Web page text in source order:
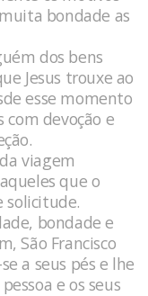
bondade as
dos bens
Jesus trouxe ao
esse momento
com devoção e
viagem
que o
solicitude.
bondade e
São Francisco
a seus pés e lhe
e os seus